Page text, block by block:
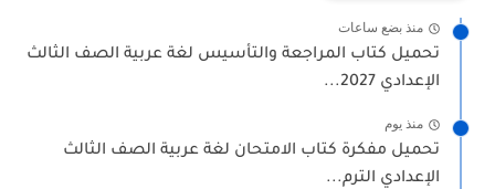
منذ بضع ساعات
تحميل كتاب المراجعة والتأسيس لغة عربية الصف الثالث
الإعدادي 2027...
منذ يوم
تحميل مفكرة كتاب الامتحان لغة عربية الصف الثالث
الإعدادي الترم...